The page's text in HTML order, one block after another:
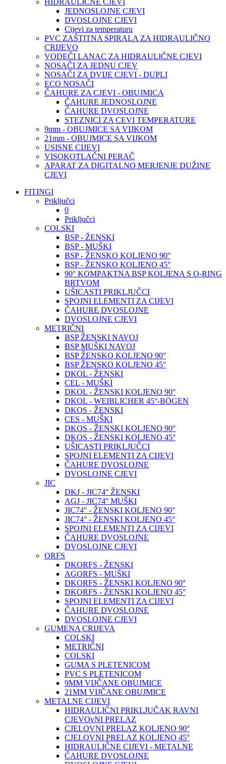
HIDRAULIČNE CJEVI
JEDNOSLOJNE CJEVI
DVOSLOJNE CJEVI
Cijevi za temperaturu
PVC ZAŠTITNA SPIRALA ZA HIDRAULIČNO
CRIJEVO
VODEČI LANAC ZA HIDRAULIČNE CJEVI
NOSAČI ZA JEDNU CJEV
NOSAČI ZA DVIJE CJEVI - DUPLI
ECO NOSAČI
ČAHURE ZA CJEVI - OBUJMICA
ČAHURE JEDNOSLOJNE
ČAHURE DVOSLOJNE
STEZNICI ZA CEVI TEMPERATURE
9mm - OBUJMICE SA VIJKOM
21mm - OBUJMICE SA VIJKOM
USISNE CIJEVI
VISOKOTLAČNI PERAČ
APARAT ZA DIGITALNO MERJENJE DUŽINE
CJEVI
FITINGI
Priključci
0
Priključci
COLSKI
BSP - ŽENSKI
BSP - MUŠKI
BSP - ŽENSKO KOLJENO 90°
BSP - ŽENSKO KOLJENO 45°
90° KOMPAKTNA BSP KOLJENA S O-RING
BRTVOM
UŠICASTI PRIKLJUČCI
SPOJNI ELEMENTI ZA CIJEVI
ČAHURE DVOSLOJNE
DVOSLOJNE CJEVI
METRIČNI
BSP ŽENSKI NAVOJ
BSP MUŠKI NAVOJ
BSP ŽENSKO KOLJENO 90°
BSP ŽENSKO KOLJENO 45°
DKOL - ŽENSKI
CEL - MUŠKI
DKOL - ŽENSKI KOLJENO 90°
DKOL - WEIBLICHER 45°-BÖGEN
DKOS - ŽENSKI
CES - MUŠKI
DKOS - ŽENSKI KOLJENO 90°
DKOS - ŽENSKI KOLJENO 45°
UŠICASTI PRIKLJUČCI
SPOJNI ELEMENTI ZA CIJEVI
ČAHURE DVOSLOJNE
DVOSLOJNE CJEVI
JIC
DKJ - JIC74° ŽENSKI
AGJ - JIC74° MUŠKI
JIC74° - ŽENSKI KOLJENO 90°
JIC74° - ŽENSKI KOLJENO 45°
SPOJNI ELEMENTI ZA CIJEVI
ČAHURE DVOSLOJNE
DVOSLOJNE CJEVI
ORFS
DKORFS - ŽENSKI
AGORFS - MUŠKI
DKORFS - ŽENSKI KOLJENO 90°
DKORFS - ŽENSKI KOLJENO 45°
SPOJNI ELEMENTI ZA CIJEVI
ČAHURE DVOSLOJNE
DVOSLOJNE CJEVI
GUMENA CRIJEVA
COLSKI
METRIČNI
COLSKI
GUMA S PLETENICOM
PVC S PLETENICOM
9MM VIJČANE OBUJMICE
21MM VIJČANE OBUJMICE
METALNE CIJEVI
HIDRAULIČNI PRIKLJUČAK RAVNI
CJEVOvNI PRELAZ
CJELOVNI PRELAZ KOLJENO 90°
CJELOVNI PRELAZ KOLJENO 45°
HIDRAULIČNE CIJEVI - METALNE
ČAHURE DVOSLOJNE